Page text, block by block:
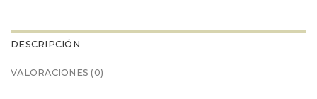
DESCRIPCIÓN
VALORACIONES (0)